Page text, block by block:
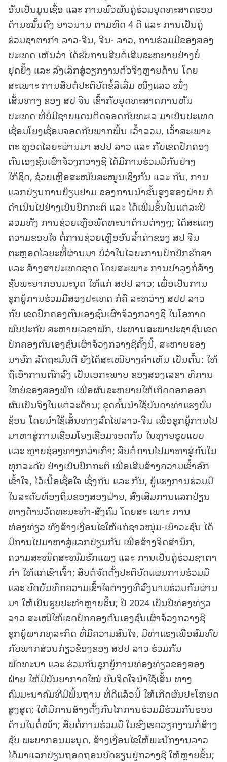
ອັນເປັນມູນເຊື້ອ ແລະ ການພົວພັນຄູ່ຮ່ວມຍຸດທະສາດຮອບ
ດ້ານໝັ້ນຄົງ ຍາວນານ ຕາມທິດ 4 ດີ ແລະ ການເປັນຄູ່
ຮ່ວມຊາຕາກໍາ ລາວ-ຈີນ, ຈີນ- ລາວ, ການຮ່ວມມືຂອງສອງ
ປະເທດ ເຫັນວ່າ ໄດ້ຮັບການສືບຕໍ່ເສີມຂະຫຍາຍຢ່າງບໍ່
ຢຸດຢັ້ງ ແລະ ລົງເລິກສູ່ວຽກງານຕົວຈິງຫຼາຍດ້ານ ໂດຍ
ສະເພາະ ການສືບຕໍ່ປະຕິບັດຂໍ້ລິເລີ່ມ ໜຶ່ງແລວ ໜຶ່ງ
ເສັ້ນທາງ ຂອງ ສປ ຈີນ ເຂົ້າກັບຍຸດທະສາດການຫັນ
ປະເທດ ທີ່ບໍ່ມີຊາຍແດນຕິດຈອດກັບທະເລ ມາເປັນປະເທດ
ເຊື່ອມໂຍງເຊື່ອມຈອດກັບພາກພື້ນ ເວົ້າລວມ, ເວົ້າສະເພາະ
ຕະ ຫຼອດໄລຍະຜ່ານມາ ສປປ ລາວ ແລະ ກັບເຂດປົກຄອງ
ຕົນເອງຊົນເຜົ່າຈ້ວງກວາງຊີ ໄດ້ມີການຮ່ວມມືກັນຢ່າງ
ໃກ້ຊິດ, ຊ່ວຍເຫຼືອສະໜັບສະໜູນເຊິ່ງກັນ ແລະ ກັນ, ການ
ແລກປ່ຽນການຢ້ຽມຢາມ ຂອງການນຳຂັ້ນສູງສອງຝ່າຍ ກໍ
ດຳເນີນໄປຢ່າງເປັນປົກກະຕິ ແລະ ໄດ້ເພີ່ມຂຶ້ນໃນແຕ່ລະປີ
ລວມທັງ ການຊ່ວຍເຫຼືອພັດທະນາດ້ານຕ່າງໆ; ໄດ້ສະແດງ
ຄວາມຂອບໃຈ ຕໍ່ການຊ່ວຍເຫຼືອອັນລໍ້າຄ່າຂອງ ສປ ຈີນ
ຕະຫຼອດໄລຍະທີີ່ຜ່ານມາ ບໍ່ວ່າໃນໄລຍະການປົກປັກຮັກສາ
ແລະ ສ້າງສາປະເທດຊາດ ໂດຍສະເພາະ ການບໍາລຸງກໍ່ສ້າງ
ຊັບພະຍາກອນມະນຸດ ໃຫ້ແກ່ ສປປ ລາວ; ເພື່ອເປັນການ
ຊຸກຍູ້ການຮ່ວມມືສອງປະເທດ ກໍຄື ລະຫວ່າງ ສປປ ລາວ
ກັບ ເຂດປົກຄອງຕົນເອງຊົນເຜົ່າຈ້ວງກວາງຊີ ໃນໂອກາດ
ພົບປະກັບ ສະຫາຍເລຂາພັກ, ປະທານສະພາປະຊາຊົນເຂດ
ປົກຄອງຕົນເອງຊົນເຜົ່າຈ້ວງກວາງຊີຄັ້ງນີ້, ສະຫາຍຮອງ
ນາຍົກ ລັດຖະມົນຕີ ຍັງໄດ້ສະເໜີບາງຄໍາເຫັນ ເປັນຕົ້ນ: ໃຫ້
ຖືເອົາການຕົກລົງ ເປັນເອກະພາບ ຂອງສອງເລຂາ ທິການ
ໃຫຍ່ຂອງສອງພັກ ເພື່ອຜັນຂະຫຍາຍໃຫ້ເກີດດອກອອກ
ຜົນເປັນຈິງໃນແຕ່ລະດ້ານ; ຂຸດຄົ້ນນໍາໃຊ້ບັນດາທ່າແຮງບົ່ມ
ຊ້ອນ ໂດຍນໍາໃຊ້ເສັ້ນທາງລົດໄຟລາວ-ຈີນ ເພື່ອຊຸກຍູ້ການໄປ
ມາຫາສູ່ການເຊື່ອມໂຍງເຊື່ອມຈອດກັນ ໃນຫຼາຍຮູບແບບ
ແລະ ຫຼາຍຊ່ອງທາງກວ່າເກົ່າ; ສືບຕໍ່ການໄປມາຫາສູ່ກັນໃນ
ທຸກລະດັບ ຢ່າງເປັນປົກກະຕິ ເພື່ອເສີມສ້າງຄວາມເຂົ້າອົກ
ເຂົ້າໃຈ, ໄວ້ເນື້ອເຊື່ອໃຈ ເຊິ່ງກັນ ແລະ ກັນ, ຍູ້ແຮງການຮ່ວມມື
ໃນລະດັບທ້ອງຖິ່ນຂອງສອງຝ່າຍ, ສົ່ງເສີມການແລກປ່ຽນ
ທາງດ້ານວັດທະນະທໍາ-ສັງຄົມ ໂດຍສະ ເພາະ ການ
ທ່ອງທ່ຽວ ທັງສ້າງເງື່ອນໄຂໃຫ້ແກ່ຊາວໜຸ່ມ-ເຍົາວະຊົນ ໄດ້
ມີການໄປມາຫາສູ່ແລກປ່ຽນກັນ ເພື່ອສ້າງຈິດສໍານຶກ,
ຄວາມສະໜິດສະໜົມຮັກແພງ ແລະ ການເປັນຄູ່ຮ່ວມຊາຕາ
ກໍາ ໃຫ້ແກ່ເຂົາເຈົ້າ; ສືບຕໍ່ຈັດຕັ້ງປະຕິບັດແຜນການຮ່ວມມື
ແລະ ບົດບັນທຶກຄວາມເຂົ້າໃຈຕ່າງໆທີ່ລົງນາມຮ່ວມກັນຜ່ານ
ມາ ໃຫ້ເປັນຮູບປະທໍາຫຼາຍຂຶ້ນ; ປີ 2024 ເປັນປີທ່ອງທ່ຽວ
ລາວ ສະເໜີໃຫ້ເຂດປົກຄອງຕົນເອງຊົນເຜົ່າຈ້ວງກວາງຊີ
ຊຸກຍູ້ພາກທຸລະກິດ ທີ່ມີຄວາມສົນໃຈ, ມີທ່າແຮງເພື່ອສົມທົບ
ກັບພາກສ່ວນກ່ຽວຂ້ອງຂອງ ສປປ ລາວ ຮ່ວມກັນ
ພັດທະນາ ແລະ ຮ່ວມກັນຊຸກຍູ້ການທ່ອງທ່ຽວຂອງສອງ
ຝ່າຍ ໃຫ້ມີບັນຍາກາດໃໝ່ ບົນຈິດໃຈນໍາໃຊ້ເສັ້ນ ທາງ
ຄົມມະນາຄົມທີ່ມີພື້ນຖານ ທີ່ດີແລ້ວນີ້ ໃຫ້ເກີດຜົນປະໂຫຍດ
ສູງສຸດ; ໃຫ້ມີການສ້າງຕັ້ງກົນໄກການຮ່ວມມືຮ່ວມກັນຮອບ
ດ້ານໃນຕໍໍ່ໜ້າ; ສືບຕໍ່ການຮ່ວມມື ໃນຂົງເຂດວຽກງານກໍ່ສ້າງ
ຊັບ ພະຍາກອນມະນຸດ, ສ້າງເງື່ອນໄຂໃຫ້ພະນັກງານລາວ
ໄດ້ມາແລກປ່ຽນຖອດຖອນບົດຮຽນຢູ່ກວາງຊີ ໃຫ້ຫຼາຍຂຶ້ນ;